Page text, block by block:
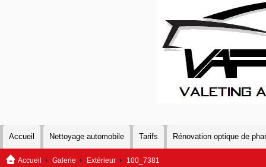
Accueil Nettoyage automobile Tarifs Rénovation optique de
Accueil Galerie Extérieur 100_7381